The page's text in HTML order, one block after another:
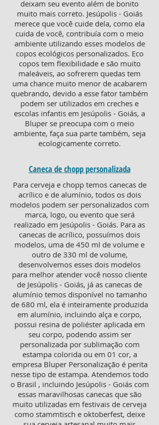
deixam seu evento além de bonito
muito mais correto. Jesúpolis - Goiás
merece que você cuide dela, como ela
cuida de você, contribuía com o meio
ambiente utilizando esses modelos de
copos ecológicos personalizados. Eco
copos tem flexibilidade e são muito
maleáveis, ao sofrerem quedas tem
uma chance muito menor de acabarem
quebrando, devido a esse fator também
podem ser utilizados em creches e
escolas infantis em Jesúpolis - Goiás, a
Bluper se preocupa com o meio
ambiente, faça sua parte também, seja
ecologicamente correto.
Caneca de chopp personalizada
Para cerveja e chopp temos canecas de
acrílico e de alumínio, todos os dois
modelos podem ser personalizados com
marca, logo, ou evento que será
realizado em Jesúpolis - Goiás. Para as
canecas de acrílico, possuímos dois
modelos, uma de 450 ml de volume e
outro de 330 ml de volume,
desenvolvemos esses dois modelos
para melhor atender você nosso cliente
de Jesúpolis - Goiás, já as canecas de
alumínio temos disponível no tamanho
de 680 ml, ela é inteiramente produzida
em alumínio, incluindo alça e corpo,
possui resina de poliéster aplicada em
seu corpo, podendo assim ser
personalizada por sublimação com
estampa colorida ou em 01 cor, a
empresa Bluper Personalização é perita
nesse tipo de estampa. Atendemos todo
o Brasil , incluindo Jesúpolis - Goiás com
essas maravilhosas canecas que são
muito utilizadas em festivais de cerveja
como stammtisch e oktoberfest, deixe